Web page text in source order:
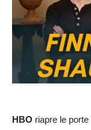
HBO riapre le